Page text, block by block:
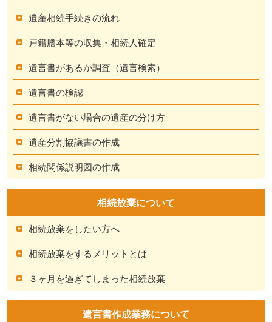
遺産相続手続きの流れ
戸籍謄本等の収集・相続人確定
遺言書があるか調査（遺言検索）
遺言書の検認
遺言書がない場合の遺産の分け方
遺産分割協議書の作成
相続関係説明図の作成
相続放棄について
相続放棄をしたい方へ
相続放棄をするメリットとは
３ヶ月を過ぎてしまった相続放棄
遺言書作成業務について